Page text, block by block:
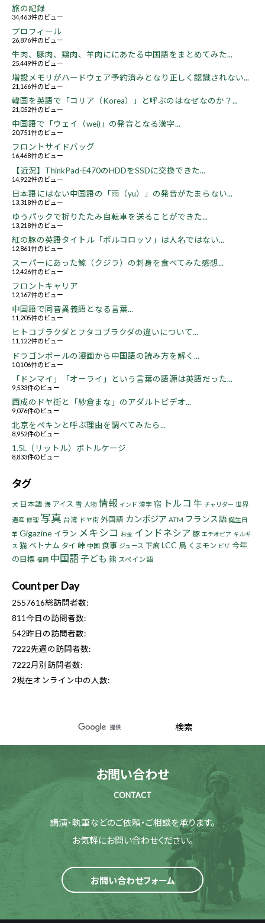
旅の記録
34,463件のビュー
プロフィール
26,876件のビュー
牛肉、豚肉、鶏肉、羊肉ににあたる中国語をまとめてみた...
25,449件のビュー
増設メモリがハードウェア予約済みとなり正しく認識されない...
21,166件のビュー
韓国を英語で「コリア（Korea）」と呼ぶのはなぜなのか？...
21,052件のビュー
中国語で「ウェイ（wei)」の発音となる漢字...
20,751件のビュー
フロントサイドバッグ
16,468件のビュー
【近況】ThinkPad-E470のHDDをSSDに交換できた...
14,922件のビュー
日本語にはない中国語の「雨（yu）」の発音がたまらない...
13,318件のビュー
ゆうパックで折りたたみ自転車を送ることができた...
13,218件のビュー
紅の豚の英語タイトル「ポルコロッソ」は人名ではない...
12,861件のビュー
スーパーにあった鯨（クジラ）の刺身を食べてみた感想...
12,426件のビュー
フロントキャリア
12,167件のビュー
中国語で同音異義語となる言葉...
11,205件のビュー
ヒトコブラクダとフタコブラクダの違いについて...
11,122件のビュー
ドラゴンボールの漫画から中国語の読み方を解く...
10,106件のビュー
「ドンマイ」「オーライ」という言葉の語源は英語だった...
9,533件のビュー
西成のドヤ街と「紗倉まな」のアダルトビデオ...
9,076件のビュー
北京をペキンと呼ぶ理由を調べてみたら...
8,952件のビュー
1.5L（リットル）ボトルケージ
8,833件のビュー
タグ
犬 日本語 海 アイス 雪 人物 情報 インド 漢字 宿 トルコ 牛 チャリダー 世界
遺産 修理 写真 台湾 ドヤ街 外国語 カンボジア ATM フランス語 誕生日
羊 Gigazine イラン メキシコ お金 インドネシア 豚 エチオピア キルギ
ス 猫 ベトナム タイ 峠 中国 食事 ジュース 下痢 LCC 鳥 くまモン ビザ 今年
の目標 福岡 中国語子ども 熊 スペイン語
Count per Day
2557616総訪問者数:
811今日の訪問者数:
542昨日の訪問者数:
7222先週の訪問者数:
7222月別訪問者数:
2現在オンライン中の人数:
お問い合わせ
CONTACT
講演・執筆などのご依頼・ご相談を承ります。
お気軽にお問い合わせください。
お問い合わせフォーム